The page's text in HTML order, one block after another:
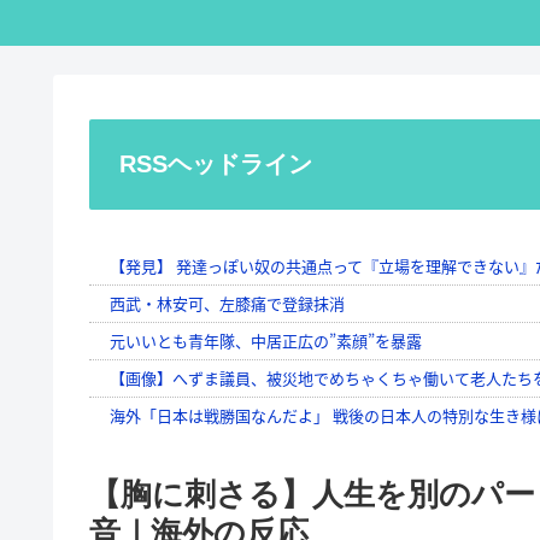
RSSヘッドライン
【胸に刺さる】人生を別のパ
音｜海外の反応